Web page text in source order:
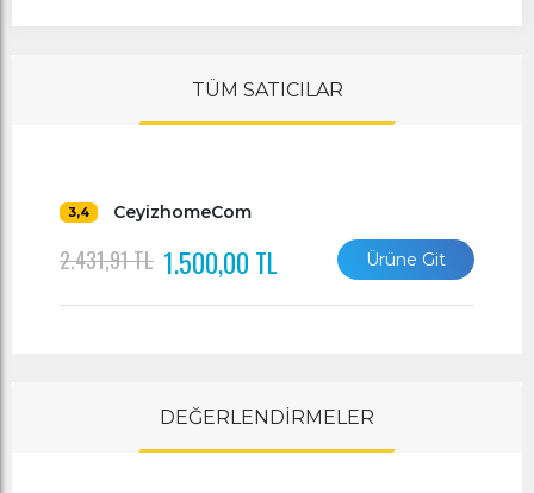
TÜM SATICILAR
3,4 CeyizhomeCom
2.431,91 TL 1.500,00 TL Ürüne Git
DEĞERLENDİRMELER